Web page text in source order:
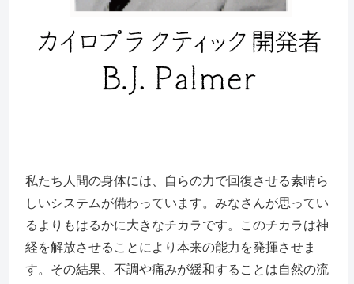
私たち人間の身体には、自らの力で回復させる素晴ら
しいシステムが備わっています。みなさんが思ってい
るよりもはるかに大きなチカラです。このチカラは神
経を解放させることにより本来の能力を発揮させま
す。その結果、不調や痛みが緩和することは自然の流